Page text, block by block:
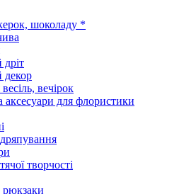
шоколаду *
декор
вечірок
аксесуари для флористики
творчості
рюкзаки